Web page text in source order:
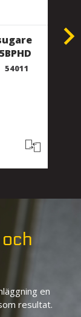
54011
en
resultat.